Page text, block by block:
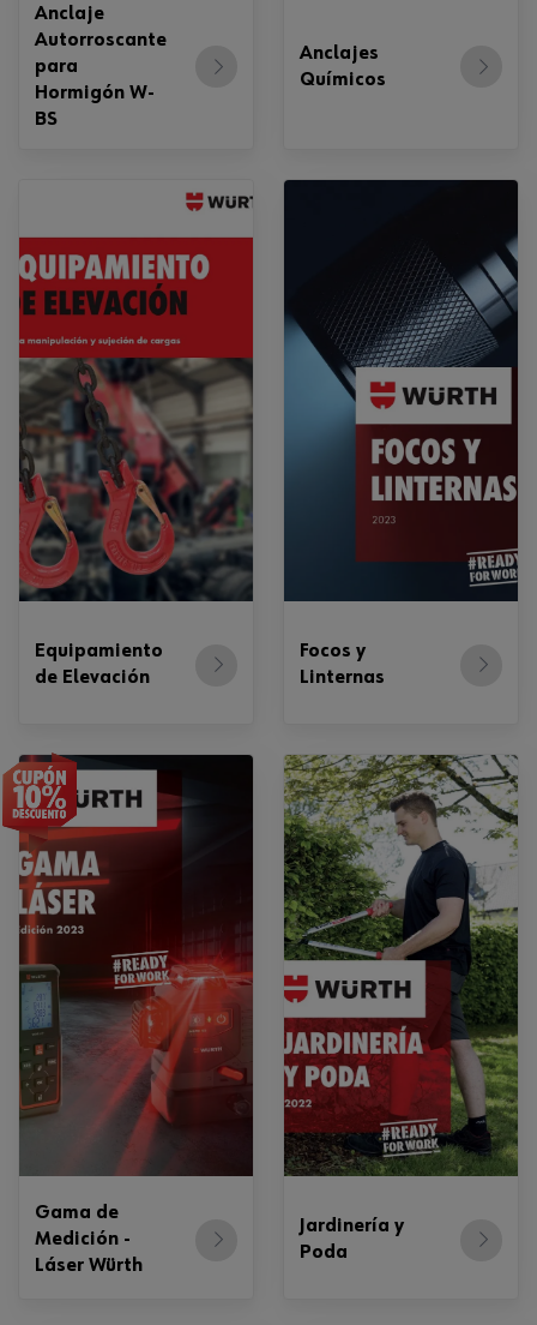
Anclaje
Autorroscante
para
Hormigón W-
BS
Anclajes
Químicos
Equipamiento
de Elevación
Focos y
Linternas
Gama de
Medición -
Láser Würth
Jardinería y
Poda